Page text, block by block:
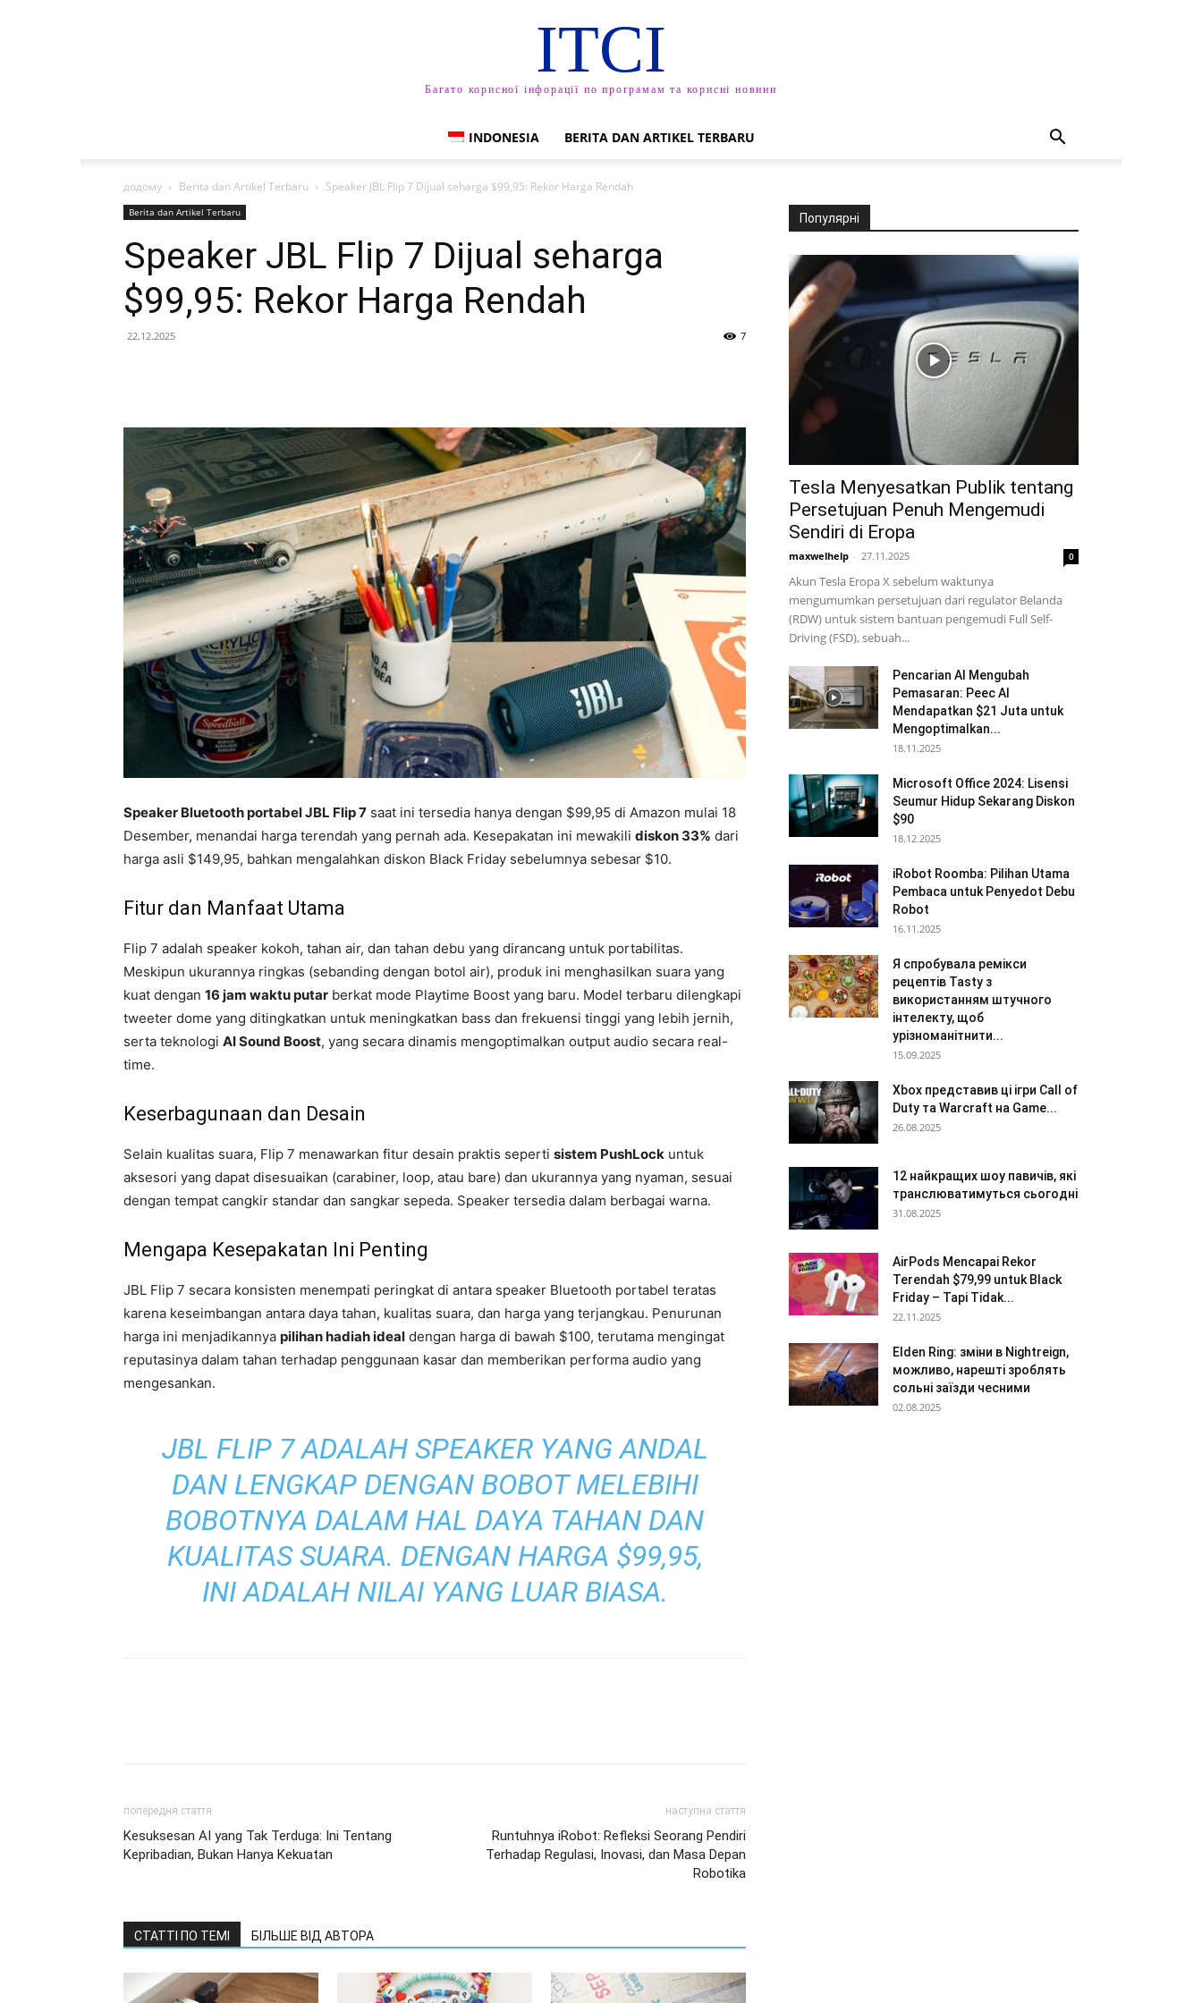
ITCI
Багато корисної інфорації по програмам та корисні новини
INDONESIA BERITA DAN ARTIKEL TERBARU
додому Berita dan Artikel Terbaru Speaker JBL Flip 7 Dijual seharga $99,95: Rekor Harga Rendah
Berita dan Artikel Terbaru
Speaker JBL Flip 7 Dijual seharga
$99,95: Rekor Harga Rendah
22.12.2025 7
Speaker Bluetooth portabel JBL Flip 7 saat ini tersedia hanya dengan $99,95 di Amazon mulai 18
Desember, menandai harga terendah yang pernah ada. Kesepakatan ini mewakili diskon 33% dari
harga asli $149,95, bahkan mengalahkan diskon Black Friday sebelumnya sebesar $10.
Fitur dan Manfaat Utama
Flip 7 adalah speaker kokoh, tahan air, dan tahan debu yang dirancang untuk portabilitas.
Meskipun ukurannya ringkas (sebanding dengan botol air), produk ini menghasilkan suara yang
kuat dengan 16 jam waktu putar berkat mode Playtime Boost yang baru. Model terbaru dilengkapi
tweeter dome yang ditingkatkan untuk meningkatkan bass dan frekuensi tinggi yang lebih jernih,
serta teknologi AI Sound Boost, yang secara dinamis mengoptimalkan output audio secara real-
time.
Keserbagunaan dan Desain
Selain kualitas suara, Flip 7 menawarkan fitur desain praktis seperti sistem PushLock untuk
aksesori yang dapat disesuaikan (carabiner, loop, atau bare) dan ukurannya yang nyaman, sesuai
dengan tempat cangkir standar dan sangkar sepeda. Speaker tersedia dalam berbagai warna.
Mengapa Kesepakatan Ini Penting
JBL Flip 7 secara konsisten menempati peringkat di antara speaker Bluetooth portabel teratas
karena keseimbangan antara daya tahan, kualitas suara, dan harga yang terjangkau. Penurunan
harga ini menjadikannya pilihan hadiah ideal dengan harga di bawah $100, terutama mengingat
reputasinya dalam tahan terhadap penggunaan kasar dan memberikan performa audio yang
mengesankan.
JBL FLIP 7 ADALAH SPEAKER YANG ANDAL
DAN LENGKAP DENGAN BOBOT MELEBIHI
BOBOTNYA DALAM HAL DAYA TAHAN DAN
KUALITAS SUARA. DENGAN HARGA $99,95,
INI ADALAH NILAI YANG LUAR BIASA.
попередня стаття
Kesuksesan AI yang Tak Terduga: Ini Tentang
Kepribadian, Bukan Hanya Kekuatan
наступна стаття
Runtuhnya iRobot: Refleksi Seorang Pendiri
Terhadap Regulasi, Inovasi, dan Masa Depan
Robotika
СТАТТІ ПО ТЕМІ БІЛЬШЕ ВІД АВТОРА
Популярні
Tesla Menyesatkan Publik tentang
Persetujuan Penuh Mengemudi
Sendiri di Eropa
maxwelhelp - 27.11.2025 0
Akun Tesla Eropa X sebelum waktunya
mengumumkan persetujuan dari regulator Belanda
(RDW) untuk sistem bantuan pengemudi Full Self-
Driving (FSD), sebuah...
Pencarian AI Mengubah
Pemasaran: Peec AI
Mendapatkan $21 Juta untuk
Mengoptimalkan...
18.11.2025
Microsoft Office 2024: Lisensi
Seumur Hidup Sekarang Diskon
$90
18.12.2025
iRobot Roomba: Pilihan Utama
Pembaca untuk Penyedot Debu
Robot
16.11.2025
Я спробувала ремікси
рецептів Tasty з
використанням штучного
інтелекту, щоб
урізноманітнити...
15.09.2025
Xbox представив ці ігри Call of
Duty та Warcraft на Game...
26.08.2025
12 найкращих шоу павичів, які
транслюватимуться сьогодні
31.08.2025
AirPods Mencapai Rekor
Terendah $79,99 untuk Black
Friday – Tapi Tidak...
22.11.2025
Elden Ring: зміни в Nightreign,
можливо, нарешті зроблять
сольні заїзди чесними
02.08.2025